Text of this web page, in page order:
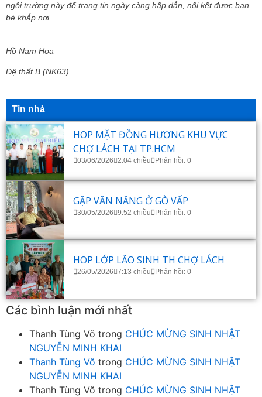
ngôi trường này để trang tin ngày càng hấp dẫn, nối kết được bạn
bè khắp nơi.
Hồ Nam Hoa
Đệ thất B (NK63)
Tin nhà
HOP MẶT ĐỒNG HƯƠNG KHU VỰC
CHỢ LÁCH TẠI TP.HCM
03/06/2026 2:04 chiều Phản hồi: 0
GẶP VĂN NĂNG Ở GÒ VẤP
30/05/2026 9:52 chiều Phản hồi: 0
HOP LỚP LÃO SINH TH CHỢ LÁCH
26/05/2026 7:13 chiều Phản hồi: 0
Các bình luận mới nhất
Thanh Tùng Võ trong CHÚC MỪNG SINH NHẬT
NGUYỄN MINH KHAI
Thanh Tùng Võ trong CHÚC MỪNG SINH NHẬT
NGUYỄN MINH KHAI
Thanh Tùng Võ trong CHÚC MỪNG SINH NHẬT